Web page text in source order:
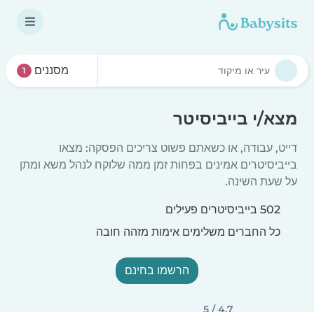
מסננים 1
מצא/י בייביסיטר
דייט, עבודה, או כשאתם פשוט צריכים הפסקה: מצאו
בייביסיטרים אמינים בפחות זמן ממה שלוקח לנהל משא ומתן
על שעת השינה.
502 בייביסיטרים פעילים
כל החברים משלימים אימות מזהה חובה
הרשמו בחינם
4.7 / 5